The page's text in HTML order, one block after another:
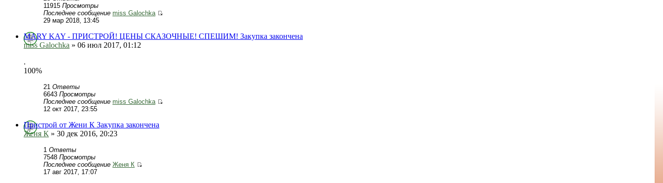
11915 Просмотры
Последнее сообщение miss Galochka
29 мар 2018, 13:45
MARY KAY - ПРИСТРОЙ! ЦЕНЫ СКАЗОЧНЫЕ! СПЕШИМ! Закупка закончена
miss Galochka » 06 июл 2017, 01:12
.
100%
21 Ответы
6643 Просмотры
Последнее сообщение miss Galochka
12 окт 2017, 23:55
Пристрой от Жени К Закупка закончена
Женя К » 30 дек 2016, 20:23
1 Ответы
7548 Просмотры
Последнее сообщение Женя К
17 авг 2017, 17:07